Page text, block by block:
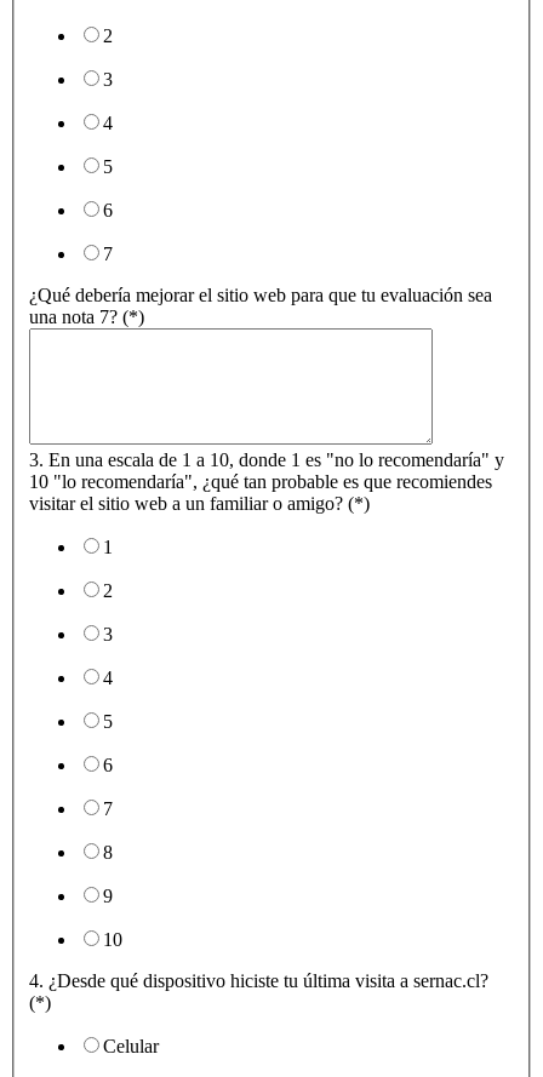
2
3
4
5
6
7
¿Qué debería mejorar el sitio web para que tu evaluación sea
una nota 7? (*)
3. En una escala de 1 a 10, donde 1 es "no lo recomendaría" y
10 "lo recomendaría", ¿qué tan probable es que recomiendes
visitar el sitio web a un familiar o amigo? (*)
1
2
3
4
5
6
7
8
9
10
4. ¿Desde qué dispositivo hiciste tu última visita a sernac.cl?
(*)
Celular